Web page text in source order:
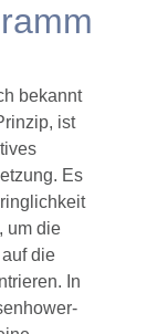
bekannt
ist
Es
um die
die
In